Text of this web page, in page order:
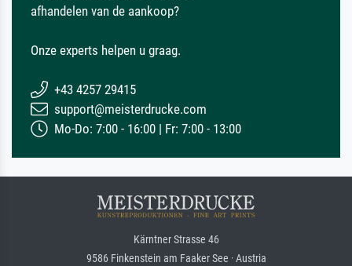
afhandelen van de aankoop?
Onze experts helpen u graag.
+43 4257 29415
support@meisterdrucke.com
Mo-Do: 7:00 - 16:00 | Fr: 7:00 - 13:00
Kärntner Strasse 46
9586 Finkenstein am Faaker See · Austria